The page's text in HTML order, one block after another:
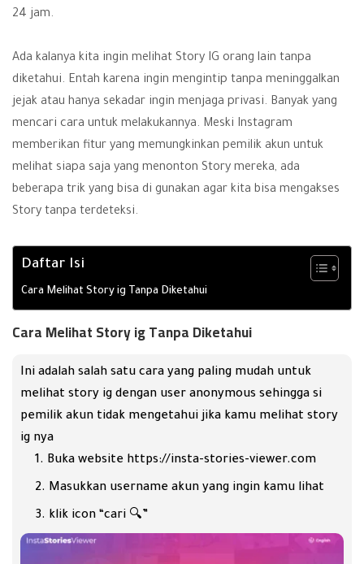
24 jam.
Ada kalanya kita ingin melihat Story IG orang lain tanpa
diketahui. Entah karena ingin mengintip tanpa meninggalkan
jejak atau hanya sekadar ingin menjaga privasi. Banyak yang
mencari cara untuk melakukannya. Meski Instagram
memberikan fitur yang memungkinkan pemilik akun untuk
melihat siapa saja yang menonton Story mereka, ada
beberapa trik yang bisa di gunakan agar kita bisa mengakses
Story tanpa terdeteksi.
Daftar Isi
Cara Melihat Story ig Tanpa Diketahui
Cara Melihat Story ig Tanpa Diketahui
Ini adalah salah satu cara yang paling mudah untuk
melihat story ig dengan user anonymous sehingga si
pemilik akun tidak mengetahui jika kamu melihat story
ig nya
Buka website https://insta-stories-viewer.com
Masukkan username akun yang ingin kamu lihat
klik icon “cari 🔍”